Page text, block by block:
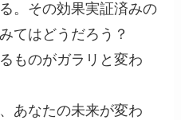
。その効果実証済みの
てはどうだろう？
ものがガラリと変わ
あなたの未来が変わ